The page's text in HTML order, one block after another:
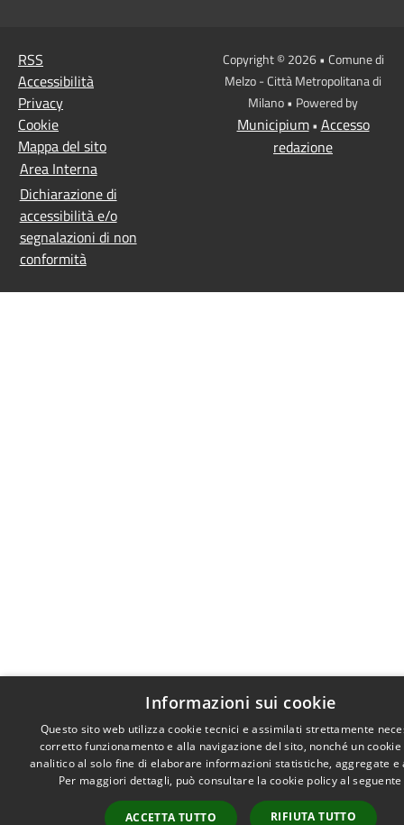
RSS
Accessibilità
Privacy
Cookie
Mappa del sito
Area Interna
Dichiarazione di
accessibilità e/o
segnalazioni di non
conformità
Copyright © 2026 • Comune di
Melzo - Città Metropolitana di
Milano • Powered by
Municipium• Accesso
redazione
Informazioni sui cookie
Questo sito web utilizza cookie tecnici e assimilati strettamente
corretto funzionamento e alla navigazione del sito, nonché un
analitico al solo fine di elaborare informazioni statistiche, aggregate e
Per maggiori dettagli, può consultare la cookie policy al seguente
ACCETTA TUTTO RIFIUTA TUTTO